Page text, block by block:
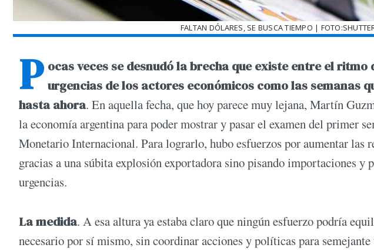
FALTAN DÓLARES, SE BUSCA TIEMPO |
P ocas veces se desnudó la brecha que existe entre el
urgencias de los actores económicos como las semanas
hasta ahora. En aquella fecha, que hoy parece muy lejana, Martín
la economía argentina para poder mostrar y pasar el examen del primer
Monetario Internacional. Para lograrlo, hubo esfuerzos por aumentar las
gracias a una súbita explosión exportadora sino pisando importaciones y
urgencias.
La medida. A esa altura ya estaba claro que ningún esfuerzo podría
necesario por sí mismo, sin coordinar acciones y políticas para